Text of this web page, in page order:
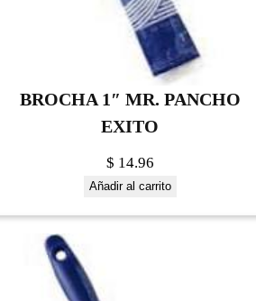
BROCHA 1″ MR. PANCHO
EXITO
$ 14.96
Añadir al carrito